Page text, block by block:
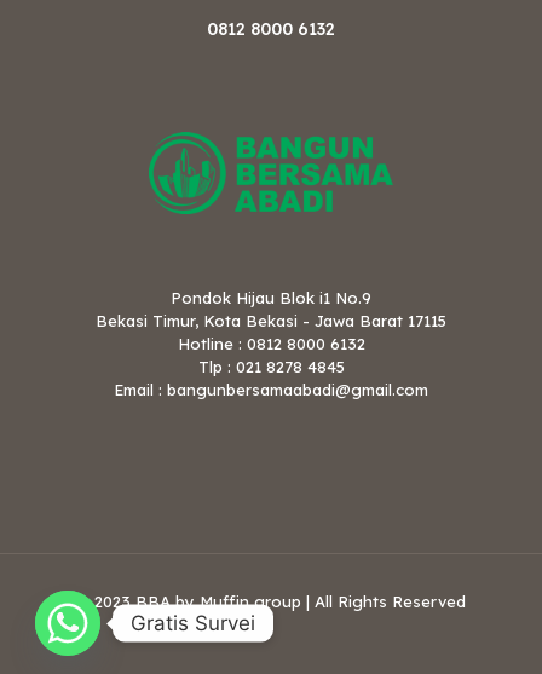
0812 8000 6132
Pondok Hijau Blok i1 No.9
Bekasi Timur, Kota Bekasi - Jawa Barat 17115
Hotline : 0812 8000 6132
Tlp : 021 8278 4845
Email : bangunbersamaabadi@gmail.com
© 2023 BBA by Muffin group | All Rights Reserved
Gratis Survei